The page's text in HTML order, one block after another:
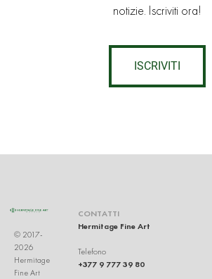
notizie. Iscriviti ora!
ISCRIVITI
© 2017-
2026
Hermitage
Fine Art
CONTATTI
Hermitage Fine Art
Telefono
+377 9 777 39 80